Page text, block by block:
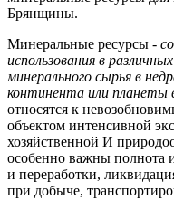
Брянщины.
Минеральные ресурсы -
использования в
минерального сырья в
континента или планеты
относятся к
объектом интенсивной
хозяйственной И
особенно важны полнота
и переработки,
при до­быче,